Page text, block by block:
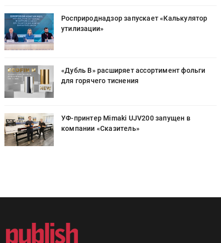
Росприроднадзор запускает «Калькулятор
утилизации»
«Дубль В» расширяет ассортимент фольги
для горячего тиснения
УФ-принтер Mimaki UJV200 запущен в
компании «Сказитель»